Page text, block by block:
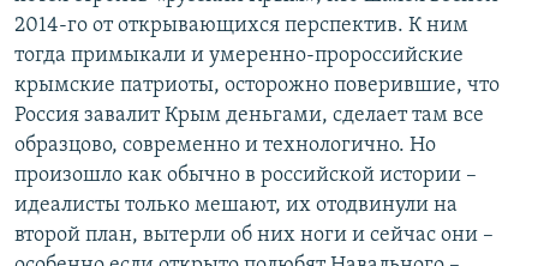
2014-го от открывающихся перспектив. К ним
тогда примыкали и умеренно-пророссийские
крымские патриоты, осторожно поверившие, что
Россия завалит Крым деньгами, сделает там все
образцово, современно и технологично. Но
произошло как обычно в российской истории –
идеалисты только мешают, их отодвинули на
второй план, вытерли об них ноги и сейчас они –